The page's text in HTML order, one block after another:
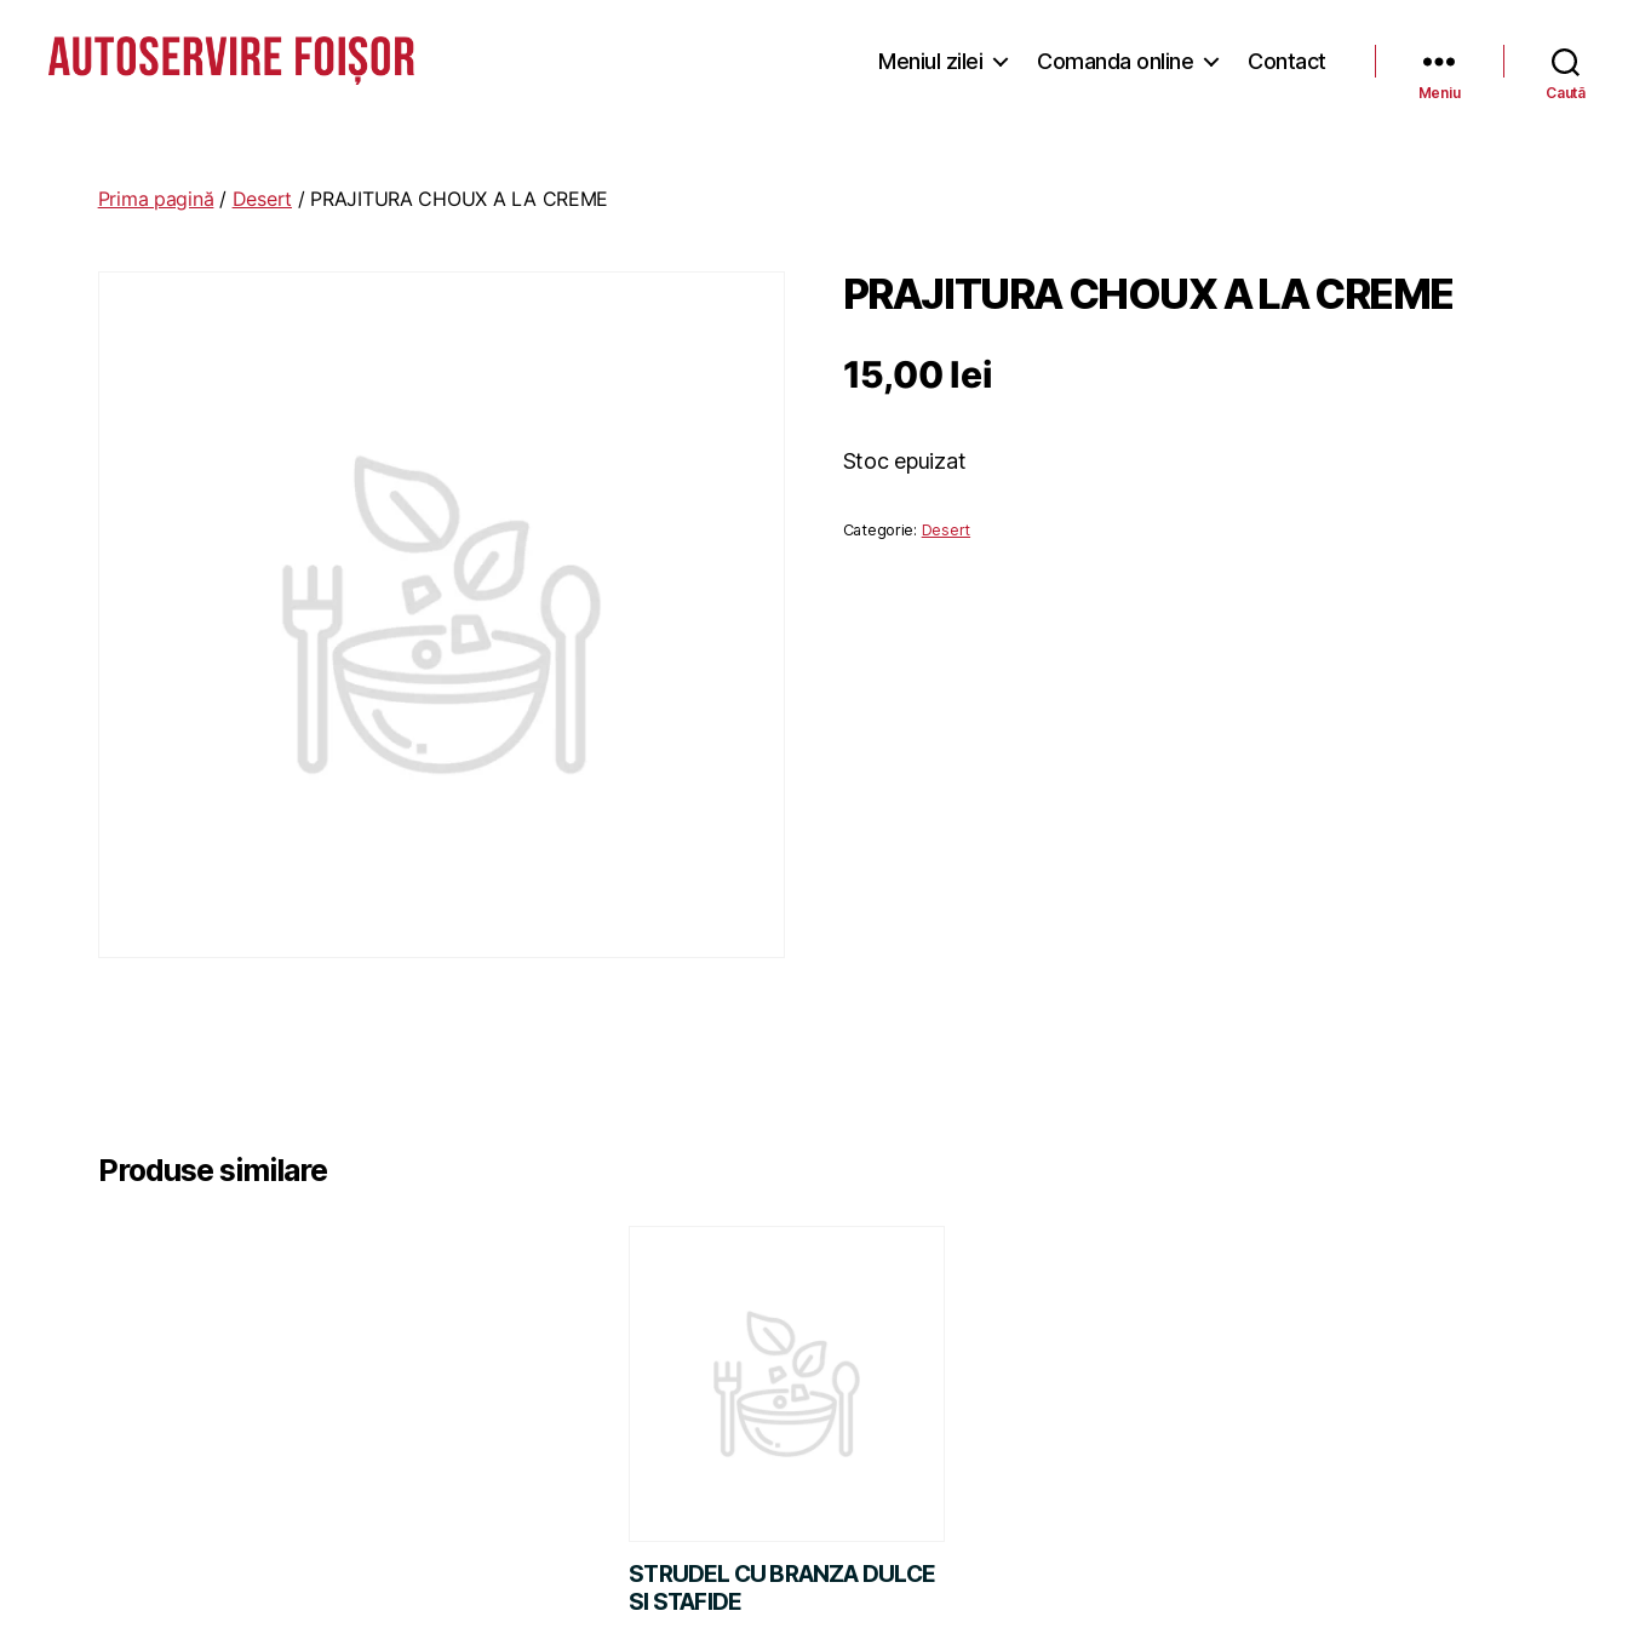
Lascăr
Meniul zilei Comanda online Contact
Meniu Caută
Prima pagină / Desert / PRAJITURA CHOUX A LA CREME
PRAJITURA CHOUX A LA CREME
15,00lei
Stoc epuizat
Categorie: Desert
Produse similare
STRUDEL CU BRANZA DULCE
SI STAFIDE